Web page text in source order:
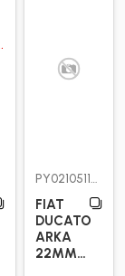
PY0210511294
FIAT
DUCATO
ARKA
22MM